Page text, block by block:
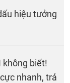
hiệu tưởng
không biết!
nhanh, trả